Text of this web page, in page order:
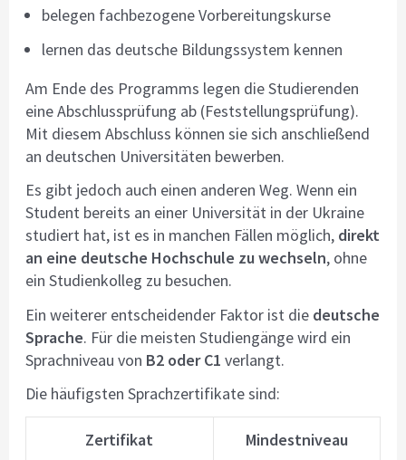
belegen fachbezogene Vorbereitungskurse
lernen das deutsche Bildungssystem kennen
Am Ende des Programms legen die Studierenden
eine Abschlussprüfung ab (Feststellungsprüfung).
Mit diesem Abschluss können sie sich anschließend
an deutschen Universitäten bewerben.
Es gibt jedoch auch einen anderen Weg. Wenn ein
Student bereits an einer Universität in der Ukraine
studiert hat, ist es in manchen Fällen möglich, direkt
an eine deutsche Hochschule zu wechseln, ohne
ein Studienkolleg zu besuchen.
Ein weiterer entscheidender Faktor ist die deutsche
Sprache. Für die meisten Studiengänge wird ein
Sprachniveau von B2 oder C1 verlangt.
Die häufigsten Sprachzertifikate sind:
Zertifikat Mindestniveau